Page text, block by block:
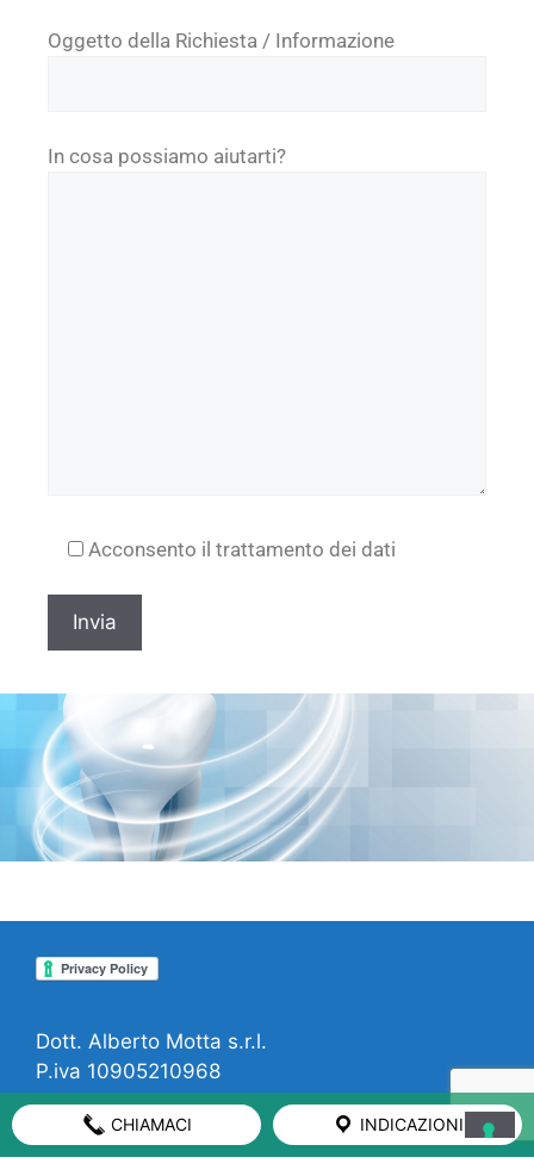
Oggetto della Richiesta / Informazione
In cosa possiamo aiutarti?
Acconsento il trattamento dei dati
Dott. Alberto Motta s.r.l.
P.iva 10905210968
CHIAMACI INDICAZIONI